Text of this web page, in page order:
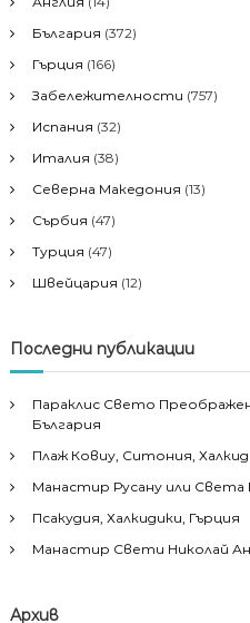
България (372)
Гърция (166)
Забележителности (757)
Испания (32)
Италия (38)
Северна Македония (13)
Сърбия (47)
Турция (47)
Швейцария (12)
Последни публикации
Параклис Свето
България
Плаж Ковиу, Ситония,
Манастир Русану или
Псакудия, Халкидики, Гърция
Манастир Свети Николай
Архив